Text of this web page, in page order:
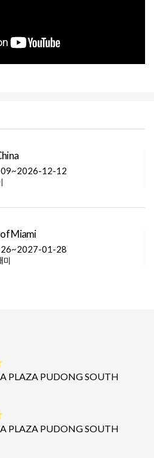
12-12
Miami
01-28
PLAZA PUDONG SOUTH
PLAZA PUDONG SOUTH